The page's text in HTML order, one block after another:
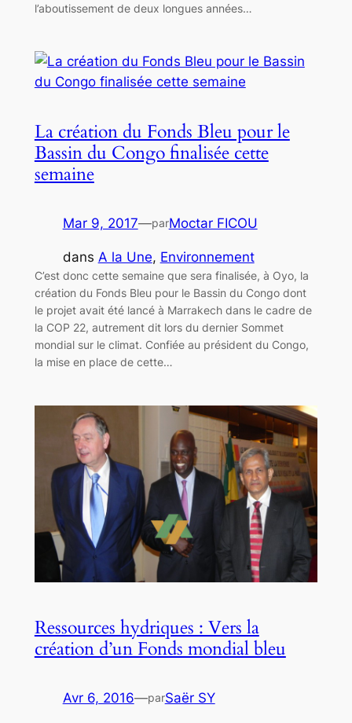
l’aboutissement de deux longues années…
La création du Fonds Bleu pour le
Bassin du Congo finalisée cette
semaine
Mar 9, 2017—parMoctar FICOU
dans A la Une, Environnement
C’est donc cette semaine que sera finalisée, à Oyo, la
création du Fonds Bleu pour le Bassin du Congo dont
le projet avait été lancé à Marrakech dans le cadre de
la COP 22, autrement dit lors du dernier Sommet
mondial sur le climat. Confiée au président du Congo,
la mise en place de cette…
Ressources hydriques : Vers la
création d’un Fonds mondial bleu
Avr 6, 2016—parSaër SY